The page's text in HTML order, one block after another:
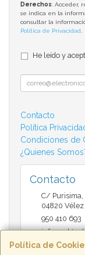
Política de
Derechos: Acceder,
se indica en la
consultar la
Política de Privacidad
He leído y
Contacto
Política
Condiciones de
¿Quienes
Contacto
C/ Purisima,
04820
950 410 693